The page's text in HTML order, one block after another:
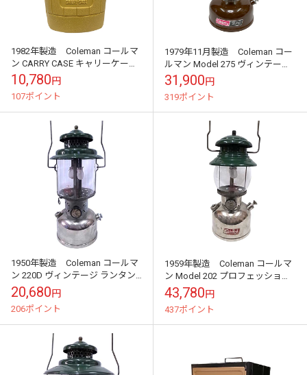
1982年製造 Coleman コールマ
ン CARRY CASE キャリーケー
ス クラムシェルケース ラン
タンケース プラスチック...
10,780円
107ポイント
1979年11月製造 Coleman コー
ルマン Model 275 ヴィンテージ
ランタン ブラウン【Antique ア
ンティー...
31,900円
319ポイント
1950年製造 Coleman コールマ
ン 220D ヴィンテージ ランタン
GREEN 2マントル【Antique アン
ティーク...
20,680円
206ポイント
1959年製造 Coleman コールマ
ン Model 202 プロフェッショナ
ル ヴィンテージ ランタン
GREEN/SILVE...
43,780円
437ポイント